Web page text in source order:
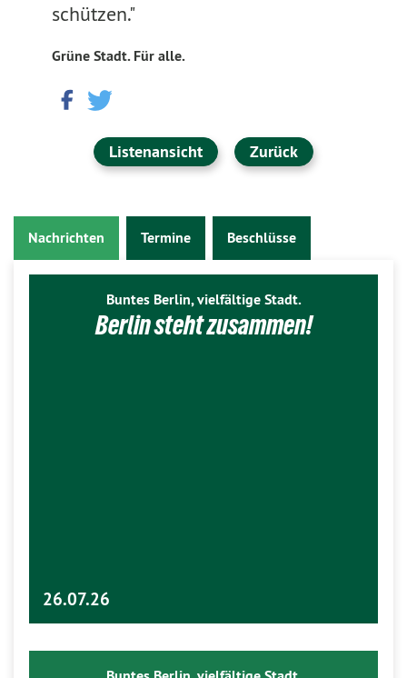
schützen."
Grüne Stadt. Für alle.
Listenansicht Zurück
Nachrichten Termine Beschlüsse
Buntes Berlin, vielfältige Stadt.
Berlin steht zusammen!
26.07.26